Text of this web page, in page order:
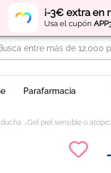
¡-3€ extra en
Usa el cupón
Parafarmacia
Gel piel sensible o